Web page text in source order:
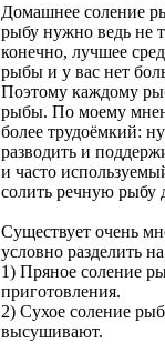
Домашнее соление
рыбу нужно ведь не
конечно, лучшее
рыбы и у вас нет
Поэтому каждому
рыбы. По моему
более трудоёмкий:
разводить и
и часто
солить речную рыбу
Существует очень
условно разделить
1) Пряное соление
приготовления.
2) Сухое соление
высушивают.